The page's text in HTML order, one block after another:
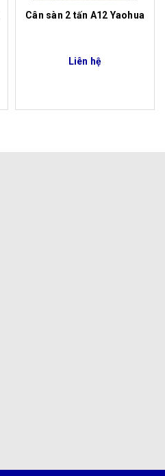
Cân sàn 2 tấn A12 Yaohua
Liên hệ